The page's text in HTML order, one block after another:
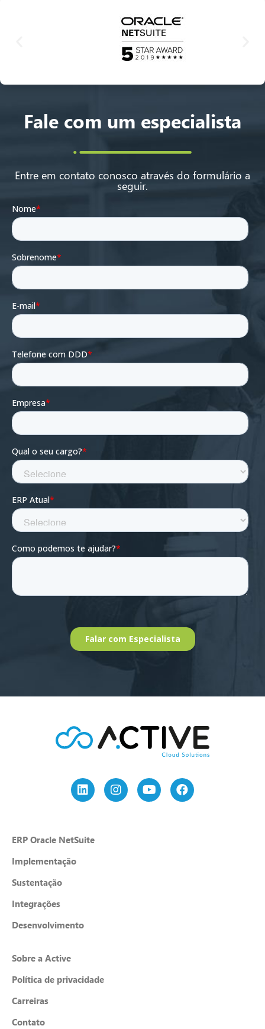
Fale com um especialista
Entre em contato conosco através do formulário a
seguir.
ERP Oracle NetSuite
Implementação
Sustentação
Integrações
Desenvolvimento
Sobre a Active
Política de privacidade
Carreiras
Contato